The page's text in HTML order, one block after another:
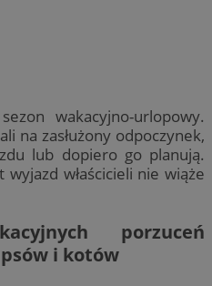
wakacyjno-urlopowy.
na zasłużony odpoczynek,
lub dopiero go planują.
właścicieli nie wiąże
porzuceń
i kotów